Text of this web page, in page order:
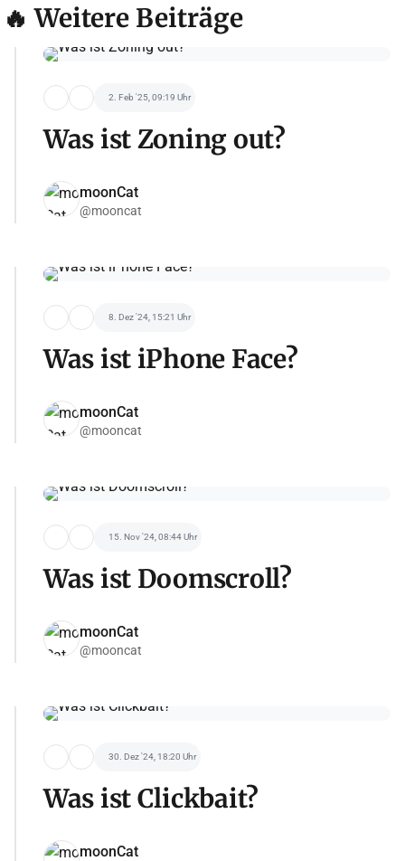
🔥 Weitere Beiträge
2. Feb '25, 09:19 Uhr
Was ist Zoning out?
moonCat
@mooncat
8. Dez '24, 15:21 Uhr
Was ist iPhone Face?
moonCat
@mooncat
15. Nov '24, 08:44 Uhr
Was ist Doomscroll?
moonCat
@mooncat
30. Dez '24, 18:20 Uhr
Was ist Clickbait?
moonCat